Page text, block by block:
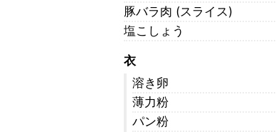
豚バラ肉 (スライス)
塩こしょう
衣
溶き卵
薄力粉
パン粉